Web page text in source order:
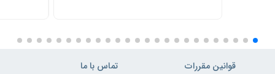
قوانین مقررات
تماس با ما